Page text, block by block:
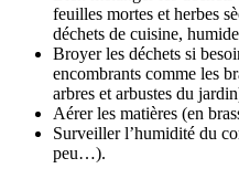
feuilles mortes et herbes
déchets de cuisine,
Broyer les déchets si
encombrants comme les
arbres et arbustes du
Aérer les matières (en
Surveiller l’humidité du
peu…).